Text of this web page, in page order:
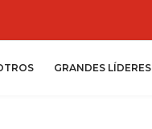
GRANDES LÍDERES